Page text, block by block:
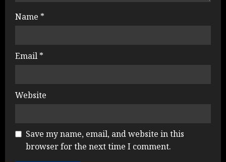
Name *
Email *
Website
Save my name, email, and website in this
browser for the next time I comment.